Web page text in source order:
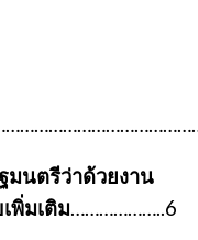
มนตรีว่าด้วยงาน
พิ่มเติม………………..6